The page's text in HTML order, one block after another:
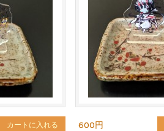
カートに入れる 600円